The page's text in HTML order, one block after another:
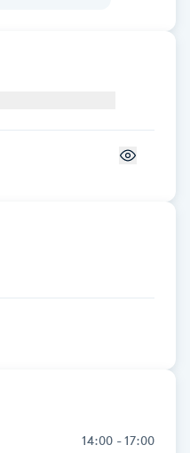
14:00 - 17:00